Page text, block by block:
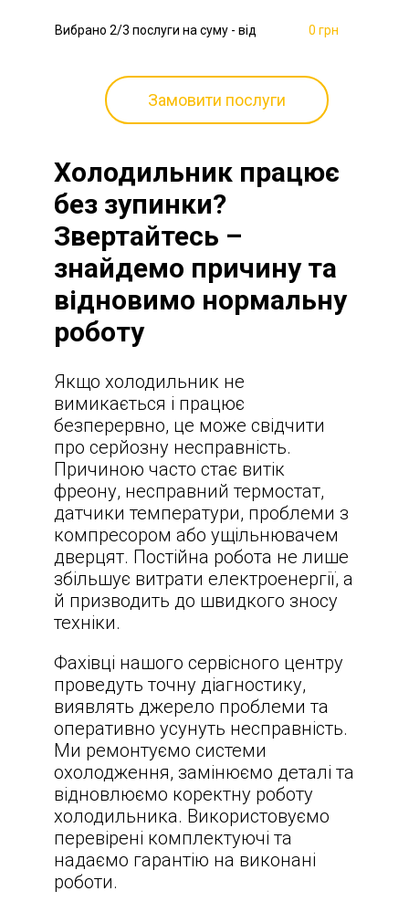
Вибрано 2/3 послуги на суму - від 0 грн
Замовити послуги
Холодильник працює
без зупинки?
Звертайтесь –
знайдемо причину та
відновимо нормальну
роботу
Якщо холодильник не
вимикається і працює
безперервно, це може свідчити
про серйозну несправність.
Причиною часто стає витік
фреону, несправний термостат,
датчики температури, проблеми з
компресором або ущільнювачем
дверцят. Постійна робота не лише
збільшує витрати електроенергії, а
й призводить до швидкого зносу
техніки.
Фахівці нашого сервісного центру
проведуть точну діагностику,
виявлять джерело проблеми та
оперативно усунуть несправність.
Ми ремонтуємо системи
охолодження, замінюємо деталі та
відновлюємо коректну роботу
холодильника. Використовуємо
перевірені комплектуючі та
надаємо гарантію на виконані
роботи.